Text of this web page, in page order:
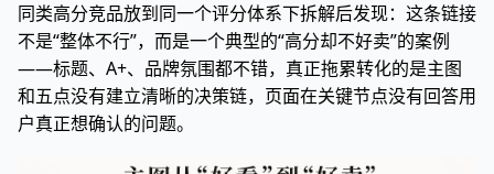
同类高分竞品放到同一个评分体系下拆解后发现：这条链接
不是“整体不行”，而是一个典型的“高分却不好卖”的案例
——标题、A+、品牌氛围都不错，真正拖累转化的是主图
和五点没有建立清晰的决策链，页面在关键节点没有回答用
户真正想确认的问题。